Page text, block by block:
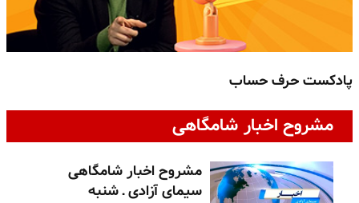
پادکست حرف حساب
مشروح اخبار شامگاهی
مشروح اخبار شامگاهی
سیمای آزادی ـ شنبه